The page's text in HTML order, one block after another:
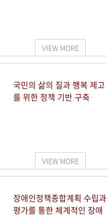
VIEW MORE
국민의 삶의 질과 행복 제고
를 위한 정책 기반 구축
VIEW MORE
장애인정책종합계획 수립과
평가를 통한 체계적인 장애